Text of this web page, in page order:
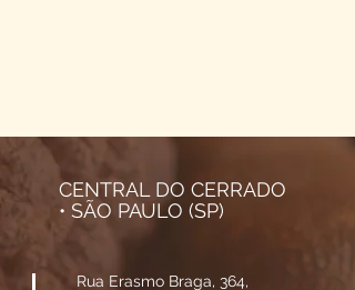
Rua Erasmo Braga, 364,
CENTRAL DO CERRADO
• SÃO PAULO (SP)